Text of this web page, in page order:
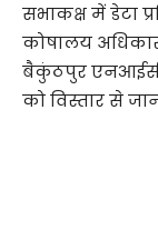
सभाकक्ष में डेटा
कोषालय
बैकुंठपुर
को विस्तार से